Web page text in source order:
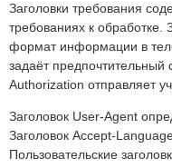
Заголовки требования
требованиях к обработке.
формат информации в
задаёт предпочтительный
Authorization отправляет
Заголовок User-Agent
Заголовок Accept-
Пользовательские